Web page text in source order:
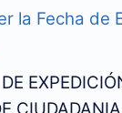
la Fecha de